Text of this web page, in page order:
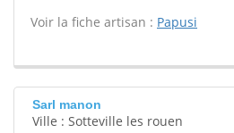
Voir la fiche artisan : Papusi
Sarl manon
Ville : Sotteville les rouen